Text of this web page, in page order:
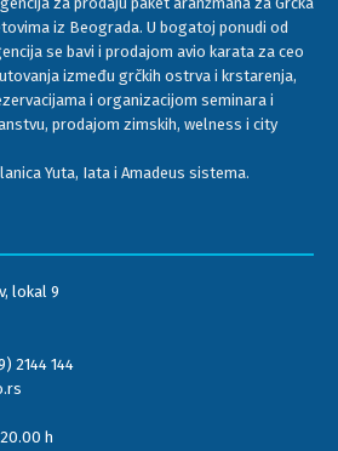
iz Beograda. U bogatoj ponudi od
se bavi i prodajom avio karata za ceo
između grčkih ostrva i krstarenja,
i organizacijom seminara i
prodajom zimskih, welness i city
Yuta, Iata i Amadeus sistema.
lokal 9
2144 144
h